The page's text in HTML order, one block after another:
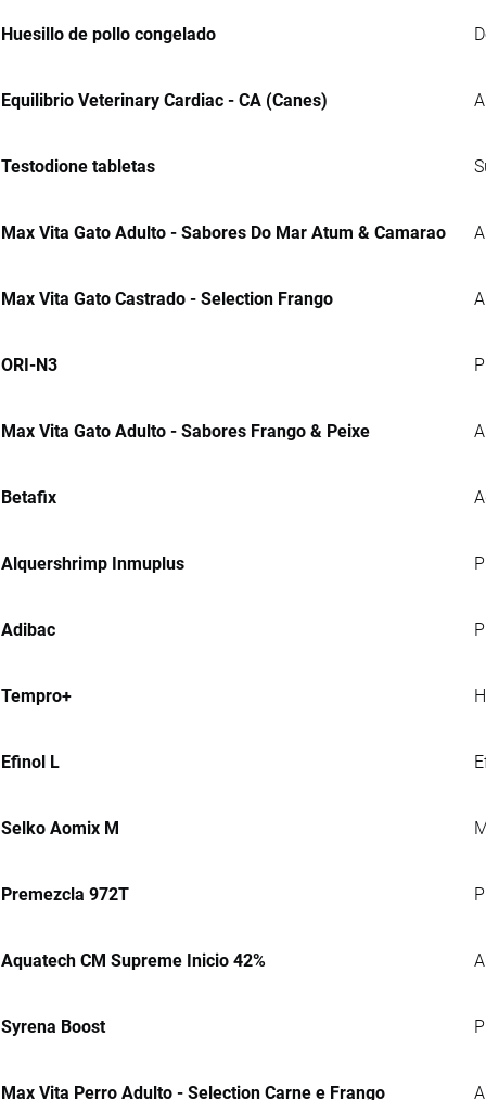
Huesillo de pollo congelado
Equilibrio Veterinary Cardiac - CA (Canes)
Testodione tabletas
Max Vita Gato Adulto - Sabores Do Mar Atum & Camarao
Max Vita Gato Castrado - Selection Frango
ORI-N3
Max Vita Gato Adulto - Sabores Frango & Peixe
Betafix
Alquershrimp Inmuplus
Adibac
Tempro+
Efinol L
Selko Aomix M
Premezcla 972T
Aquatech CM Supreme Inicio 42%
Syrena Boost
Max Vita Perro Adulto - Selection Carne e Frango